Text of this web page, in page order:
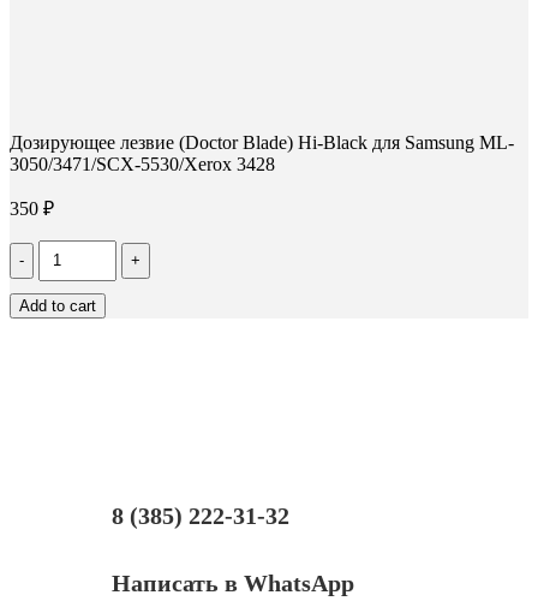
Дозирующее лезвие (Doctor Blade) Hi-Black для Samsung ML-
3050/3471/SCX-5530/Xerox 3428
350 ₽
Количество
Дозирующее
лезвие
(Doctor
Add to cart
8 (385) 222-31-32
Написать в WhatsApp